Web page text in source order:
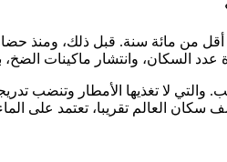
من مائة سنة. قبل ذلك، ومنذ
عدد السكان، وانتشار ماكينات
والتي لا تغذيها الأمطار وتنضب
العالم تقريبا، تعتمد على